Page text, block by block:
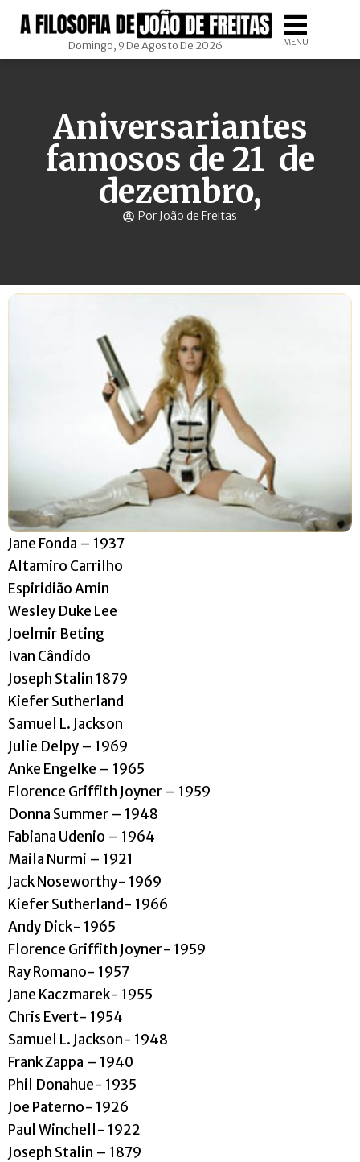
Domingo, 9 De Agosto De 2026 MENU
Aniversariantes
famosos de 21 de
dezembro,
Por João de Freitas
Jane Fonda – 1937
Altamiro Carrilho
Espiridião Amin
Wesley Duke Lee
Joelmir Beting
Ivan Cândido
Joseph Stalin 1879
Kiefer Sutherland
Samuel L. Jackson
Julie Delpy – 1969
Anke Engelke – 1965
Florence Griffith Joyner – 1959
Donna Summer – 1948
Fabiana Udenio – 1964
Maila Nurmi – 1921
Jack Noseworthy- 1969
Kiefer Sutherland- 1966
Andy Dick- 1965
Florence Griffith Joyner- 1959
Ray Romano- 1957
Jane Kaczmarek- 1955
Chris Evert- 1954
Samuel L. Jackson- 1948
Frank Zappa – 1940
Phil Donahue- 1935
Joe Paterno- 1926
Paul Winchell- 1922
Joseph Stalin – 1879